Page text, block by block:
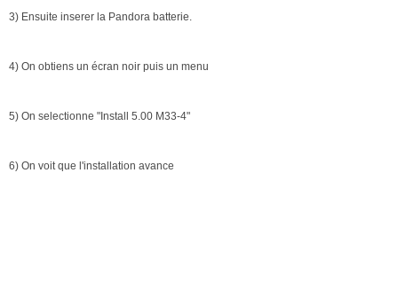
3) Ensuite inserer la Pandora batterie.
4) On obtiens un écran noir puis un menu
5) On selectionne "Install 5.00 M33-4"
6) On voit que l'installation avance